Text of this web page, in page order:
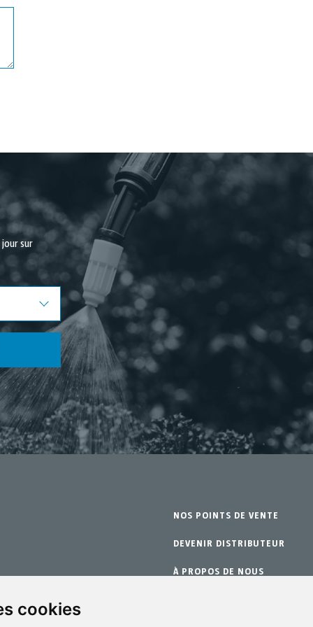
cookies
sur
NOS POINTS DE VENTE
DEVENIR DISTRIBUTEUR
À PROPOS DE NOUS